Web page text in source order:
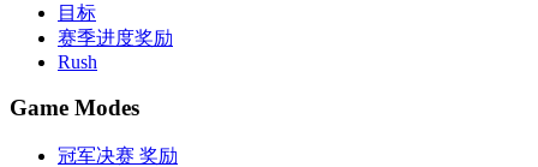
目标
赛季进度奖励
Rush
Game Modes
冠军决赛 奖励